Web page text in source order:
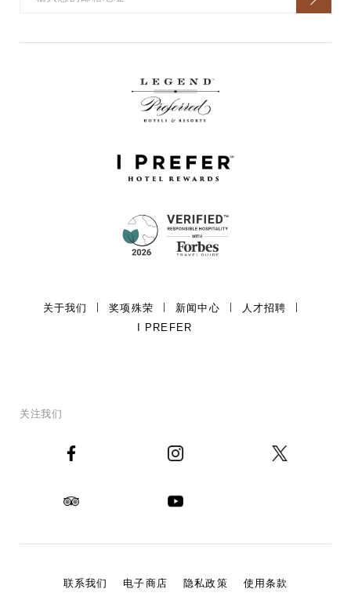
关于我们 奖项殊荣 新闻中心
人才招聘
I PREFER
关注我们
联系我们 电子商店 隐私政策 使用条款